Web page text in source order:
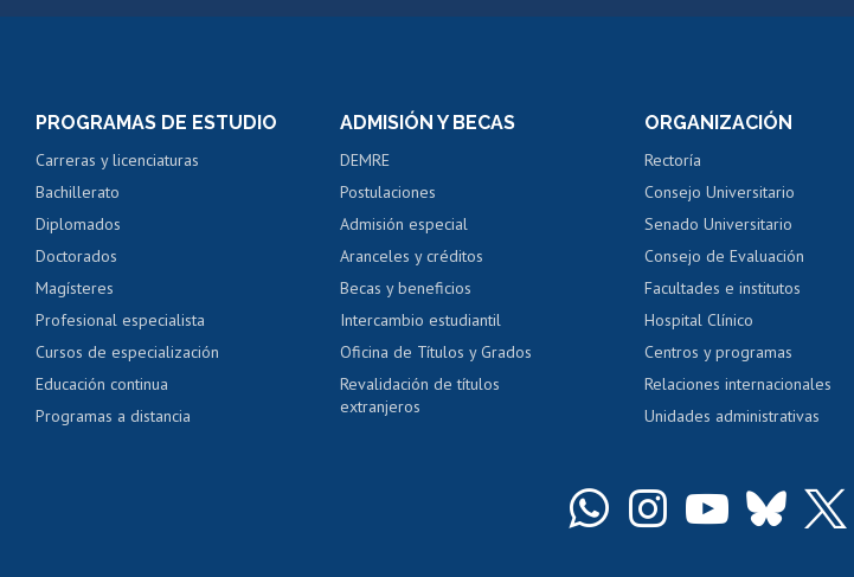
Servicio médico y dental
Pago de arancel y crédito alumnos
Pago de arancel y crédito exalumnos
Certificado de títulos y grados
Perfeccionamiento
Evaluación docente
Calificación académica
Postulación al AUCAI
Mi Uchile Ayuda tecnológica Tarjeta TUI
PROGRAMAS DE ESTUDIO
Carreras y licenciaturas
Bachillerato
Diplomados
Doctorados
Magísteres
Profesional especialista
Cursos de especialización
Educación continua
Programas a distancia
ADMISIÓN Y BECAS
DEMRE
Postulaciones
Admisión especial
Aranceles y créditos
Becas y beneficios
Intercambio estudiantil
Oficina de Títulos y Grados
Revalidación de títulos
extranjeros
ORGANIZACIÓN
Rectoría
Consejo Universitario
Senado Universitario
Consejo de Evaluación
Facultades e institutos
Hospital Clínico
Centros y programas
Relaciones internacionales
Unidades administrativas